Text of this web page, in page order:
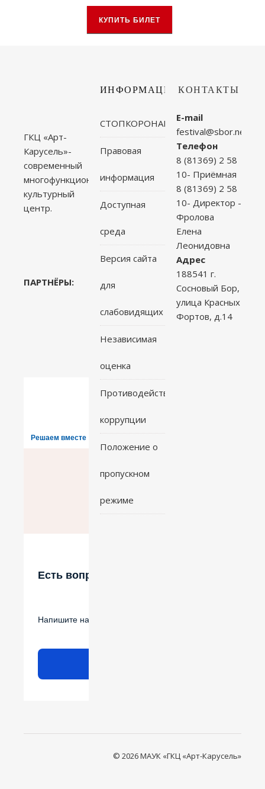
КУПИТЬ БИЛЕТ
ГКЦ «Арт-
Карусель»-
современный
многофункциональный
культурный
центр.
ПАРТНЁРЫ:
Решаем вместе
Есть вопрос?
Напишите нам
ИНФОРМАЦИЯ
СТОПКОРОНАВИРУС
Правовая
информация
Доступная
среда
Версия сайта
для
слабовидящих
Независимая
оценка
Противодействие
коррупции
Положение о
пропускном
режиме
КОНТАКТЫ
E-mail
festival@sbor.net
Телефон
8 (81369) 2 58
10- Приёмная
8 (81369) 2 58
10- Директор -
Фролова
Елена
Леонидовна
Адрес
188541 г.
Сосновый Бор,
улица Красных
Фортов, д.14
© 2026 МАУК «ГКЦ «Арт-Карусель»